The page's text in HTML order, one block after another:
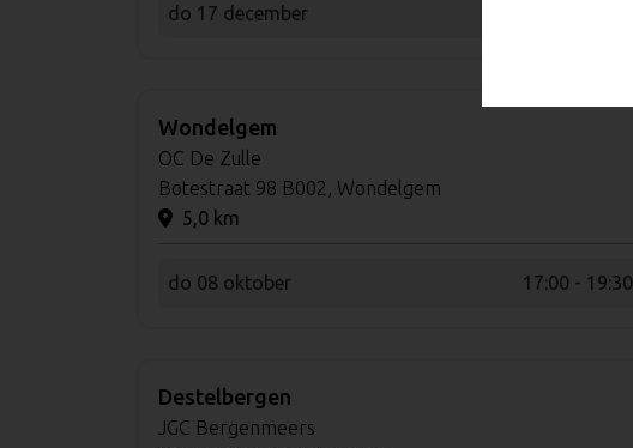
do 17 december
Wondelgem
OC De Zulle
Botestraat 98 B002, Wondelgem
5,0 km
do 08 oktober 17:00 - 19:30
Destelbergen
JGC Bergenmeers